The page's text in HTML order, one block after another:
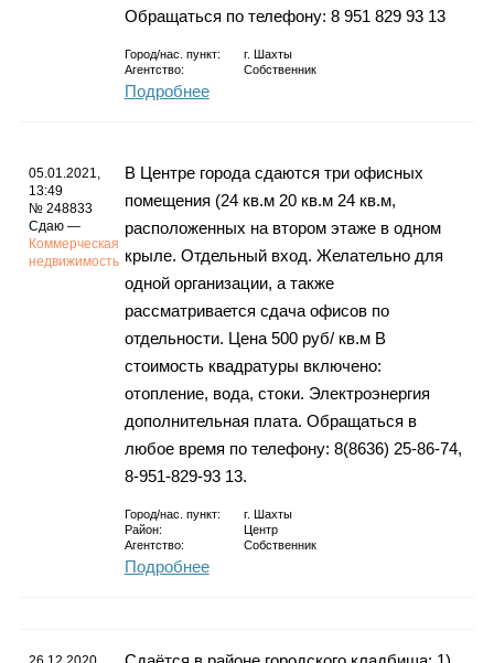
Обращаться по телефону: 8 951 829 93 13
Город/нас. пункт: г.
Шахты
Агентство:
Собственник
Подробнее
05.01.2021,
13:49
№ 248833
Сдаю —
Коммерческая
недвижимость
В Центре города сдаются три офисных
помещения (24 кв.м 20 кв.м 24 кв.м,
расположенных на втором этаже в одном
крыле. Отдельный вход. Желательно для
одной организации, а также
рассматривается сдача офисов по
отдельности. Цена 500 руб/ кв.м В
стоимость квадратуры включено:
отопление, вода, стоки. Электроэнергия
дополнительная плата. Обращаться в
любое время по телефону: 8(8636) 25-86-74,
8-951-829-93 13.
Город/нас. пункт: г.
Шахты
Район:
Центр
Агентство:
Собственник
Подробнее